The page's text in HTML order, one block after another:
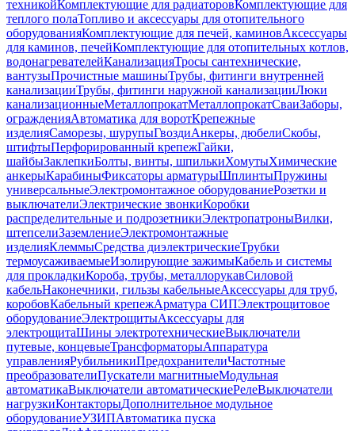
техникойКомплектующие для радиаторовКомплектующие для
теплого полаТопливо и аксессуары для отопительного
оборудованияКомплектующие для печей, каминовАксессуары
для каминов, печейКомплектующие для отопительных котлов,
водонагревателейКанализацияТросы сантехнические,
вантузыПрочистные машиныТрубы, фитинги внутренней
канализацииТрубы, фитинги наружной канализацииЛюки
канализационныеМеталлопрокатМеталлопрокатСваиЗаборы,
огражденияАвтоматика для воротКрепежные
изделияСаморезы, шурупыГвоздиАнкеры, дюбелиСкобы,
штифтыПерфорированный крепежГайки,
шайбыЗаклепкиБолты, винты, шпилькиХомутыХимические
анкерыКарабиныФиксаторы арматурыШплинтыПружины
универсальныеЭлектромонтажное оборудованиеРозетки и
выключателиЭлектрические звонкиКоробки
распределительные и подрозетникиЭлектропатроныВилки,
штепселиЗаземлениеЭлектромонтажные
изделияКлеммыСредства диэлектрическиеТрубки
термоусаживаемыеИзолирующие зажимыКабель и системы
для прокладкиКороба, трубы, металлорукавСиловой
кабельНаконечники, гильзы кабельныеАксессуары для труб,
коробовКабельный крепежАрматура СИПЭлектрощитовое
оборудованиеЭлектрощитыАксессуары для
электрощитаШины электротехническиеВыключатели
путевые, концевыеТрансформаторыАппаратура
управленияРубильникиПредохранителиЧастотные
преобразователиПускатели магнитныеМодульная
автоматикаВыключатели автоматическиеРелеВыключатели
нагрузкиКонтакторыДополнительное модульное
оборудованиеУЗИПАвтоматика пуска